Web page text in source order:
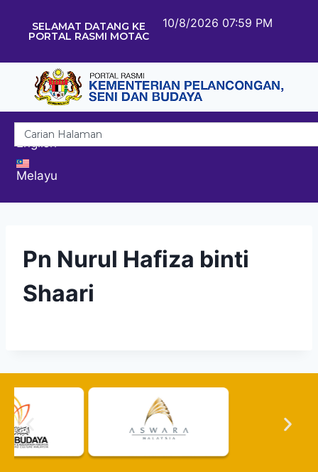
SELAMAT DATANG KE
PORTAL RASMI MOTAC
10/8/2026 07:59 PM
English
Melayu
Pn Nurul Hafiza binti
Shaari